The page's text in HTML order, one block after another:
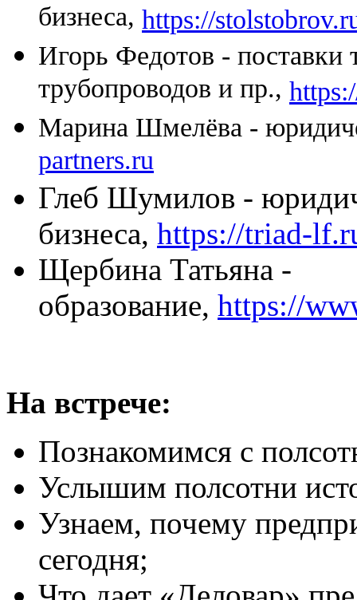
бизнеса, https://
Игорь Федотов - поставки
трубопроводов и пр.,
Марина Шмелёва -
partners.ru
Глеб Шумилов -
бизнеса, https://triad-
Щербина Татьяна -
образование, https://
На встрече:
Познакомимся с
Услышим полсотни
Узнаем, почему
сегодня;